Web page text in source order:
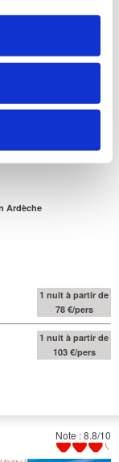
séjours
Ardèche
1 nuit à partir de
78 €/pers
1 nuit à partir de
103 €/pers
Note : 8.8/10